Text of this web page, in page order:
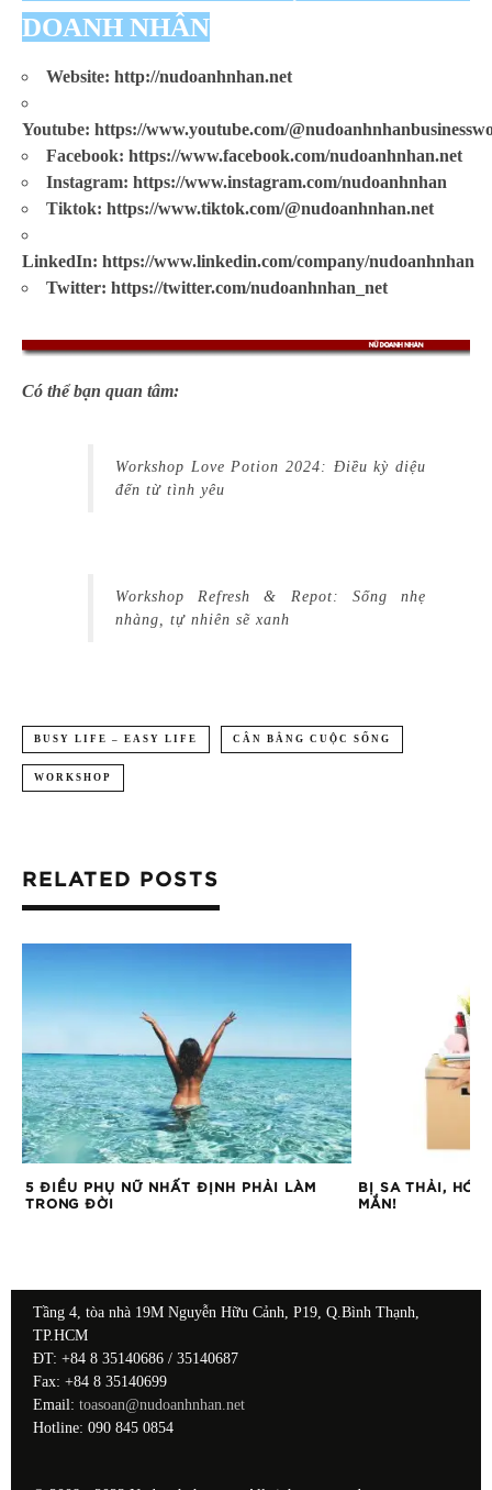
DOANH NHÂN
Website: http://nudoanhnhan.net
Youtube: https://www.youtube.com/
Facebook: https://www.facebook.com/nudoanhnhan.net
Instagram: https://www.instagram.com/nudoanhnhan
Tiktok: https://www.tiktok.com/@nudoanhnhan.net
LinkedIn: https://www.linkedin.com/company/nudoanhnhan
Twitter: https://twitter.com/nudoanhnhan_net
Có thể bạn quan tâm:
Workshop Love Potion 2024: Điều kỳ diệu
đến từ tình yêu
Workshop Refresh & Repot: Sống nhẹ
nhàng, tự nhiên sẽ xanh
BUSY LIFE – EASY LIFE CÂN BẰNG CUỘC SỐNG
WORKSHOP
RELATED POSTS
BỊ SA THẢI, HÓA RA LẠI LÀ ĐIỀU MAY
MẮN!
Ở TUỔI 47, TÔI
QUEN NĂM 20
Tầng 4, tòa nhà 19M Nguyễn Hữu Cảnh, P19, Q.Bình Thạnh,
TP.HCM
ĐT: +84 8 35140686 / 35140687
Fax: +84 8 35140699
Email: toasoan@nudoanhnhan.net
Hotline: 090 845 0854